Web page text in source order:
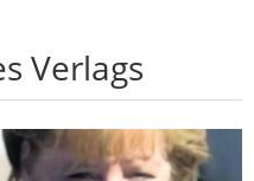
Verlags